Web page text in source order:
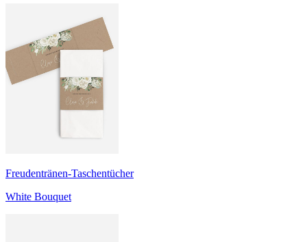
Freudentränen-Taschentücher
White Bouquet